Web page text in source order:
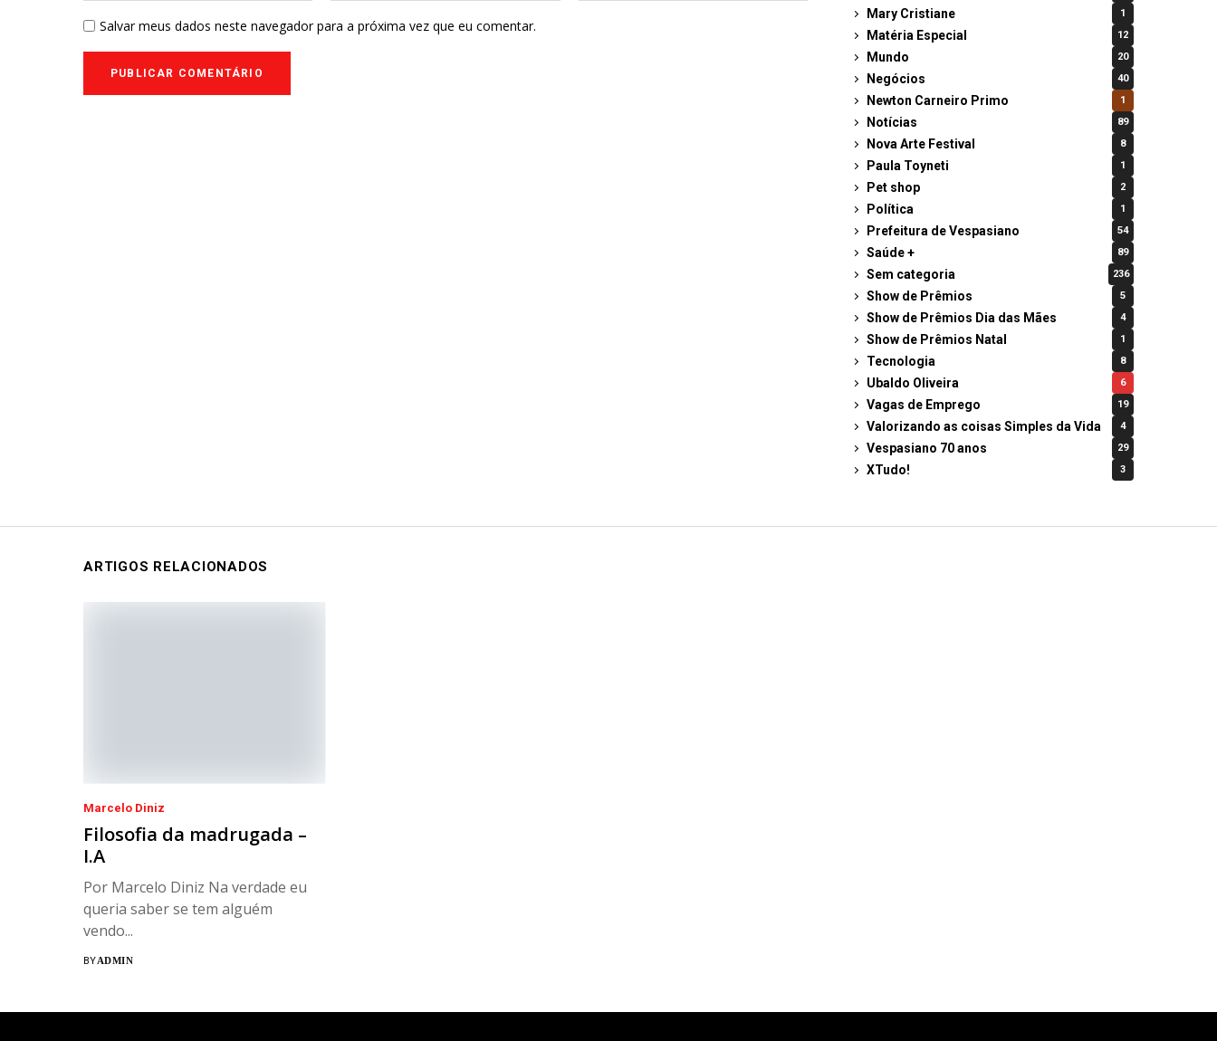
Salvar meus dados neste navegador para a próxima vez que eu comentar.
Mary Cristiane 1
Matéria Especial 12
Mundo 20
Negócios 40
Newton Carneiro Primo 1
Notícias 89
Nova Arte Festival 8
Paula Toyneti 1
Pet shop 2
Política 1
Prefeitura de Vespasiano 54
Saúde + 89
Sem categoria 236
Show de Prêmios 5
Show de Prêmios Dia das Mães 4
Show de Prêmios Natal 1
Tecnologia 8
Ubaldo Oliveira 6
Vagas de Emprego 19
Valorizando as coisas Simples da Vida 4
Vespasiano 70 anos 29
XTudo! 3
ARTIGOS RELACIONADOS
Marcelo Diniz
Filosofia da madrugada –
I.A
Por Marcelo Diniz Na verdade eu
queria saber se tem alguém
vendo...
BYADMIN